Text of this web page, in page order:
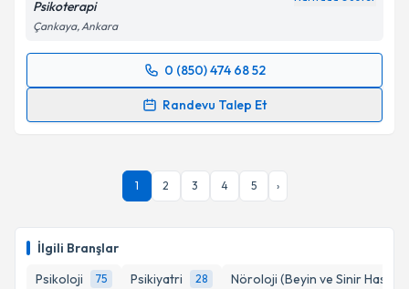
İlgili Branşlar
Psikoloji
75 Psikiyatri 28 Nöroloji (Beyin ve Sinir
Kişisel verilerimin işlenmesine ilişkin
Metni'ni okudum ve kişisel verilerimin belirtilen
kapsamda işlenmesini kabul ediyorum.
Takvim Talebini Gönder
Psikoterapi
Çankaya, Ankara
0 (850) 474 68 52
Randevu Talep Et
Randevu Takvimi Talebi
takvim hazırlandığında e-posta ile bilgilendireceğiz.
1 2 3 4 5 ›